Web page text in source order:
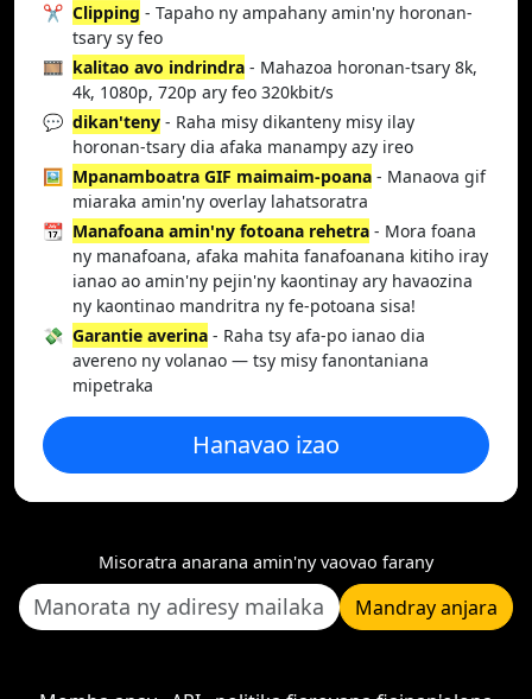
✂️ Clipping - Tapaho ny ampahany amin'ny horonan-
tsary sy feo
🎞️ kalitao avo indrindra - Mahazoa horonan-tsary 8k,
4k, 1080p, 720p ary feo 320kbit/s
💬 dikan'teny - Raha misy dikanteny misy ilay
horonan-tsary dia afaka manampy azy ireo
🖼️ Mpanamboatra GIF maimaim-poana - Manaova gif
miaraka amin'ny overlay lahatsoratra
📆 Manafoana amin'ny fotoana rehetra - Mora foana
ny manafoana, afaka mahita fanafoanana kitiho iray
ianao ao amin'ny pejin'ny kaontinay ary havaozina
ny kaontinao mandritra ny fe-potoana sisa!
💸 Garantie averina - Raha tsy afa-po ianao dia
avereno ny volanao — tsy misy fanontaniana
mipetraka
Hanavao izao
Misoratra anarana amin'ny vaovao farany
Mandray anjara